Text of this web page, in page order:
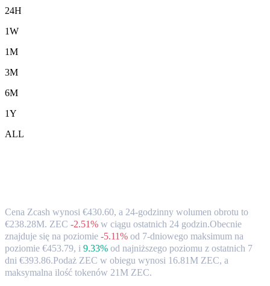
24H
1W
1M
3M
6M
1Y
ALL
Cena Zcash wynosi €430.60, a 24-godzinny wolumen obrotu to
€238.28M. ZEC -2.51% w ciągu ostatnich 24 godzin.Obecnie
znajduje się na poziomie -5.11% od 7-dniowego maksimum na
poziomie €453.79, i 9.33% od najniższego poziomu z ostatnich 7
dni €393.86.Podaż ZEC w obiegu wynosi 16.81M ZEC, a
maksymalna ilość tokenów 21M ZEC.